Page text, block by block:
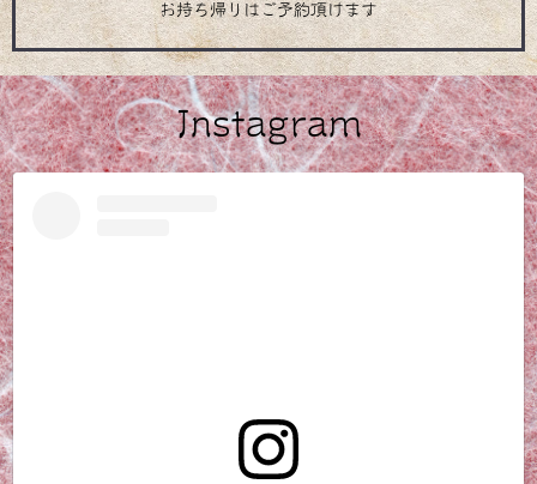
お持ち帰りはご予約頂けます
Instagram